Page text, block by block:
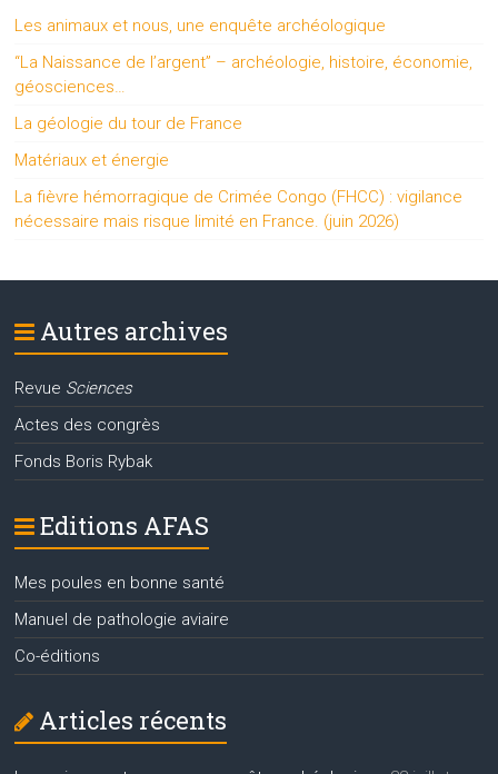
Les animaux et nous, une enquête archéologique
“La Naissance de l’argent” – archéologie, histoire, économie,
géosciences…
La géologie du tour de France
Matériaux et énergie
La fièvre hémorragique de Crimée Congo (FHCC) : vigilance
nécessaire mais risque limité en France. (juin 2026)
Autres archives
Revue Sciences
Actes des congrès
Fonds Boris Rybak
Editions AFAS
Mes poules en bonne santé
Manuel de pathologie aviaire
Co-éditions
Articles récents